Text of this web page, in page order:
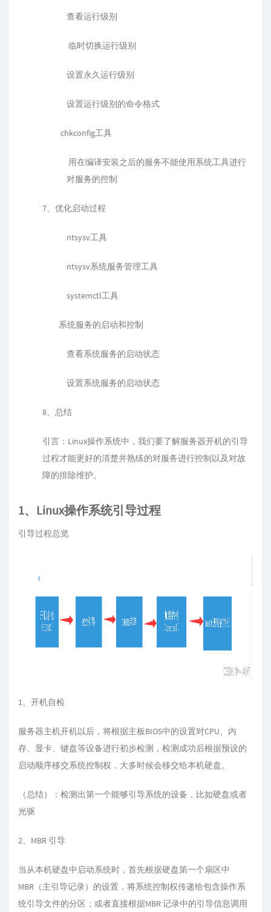
查看运行级别
临时切换运行级别
设置永久运行级别
设置运行级别的命令格式
chkconfig工具
用在编译安装之后的服务不能使用系统工具进行
对服务的控制
7、优化启动过程
ntsysv工具
ntsysv系统服务管理工具
systemctl工具
系统服务的启动和控制
查看系统服务的启动状态
设置系统服务的启动状态
8、总结
引言：Linux操作系统中，我们要了解服务器开机的引导
过程才能更好的清楚并熟练的对服务进行控制以及对故
障的排除维护。
1、Linux操作系统引导过程
引导过程总览
1、开机自检
服务器主机开机以后，将根据主板BIOS中的设置对CPU、内
存、显卡、键盘等设备进行初步检测，检测成功后根据预设的
启动顺序移交系统控制权，大多时候会移交给本机硬盘。
（总结）：检测出第一个能够引导系统的设备，比如硬盘或者
光驱
2、MBR 引导
当从本机硬盘中启动系统时，首先根据硬盘第一个扇区中
MBR（主引导记录）的设置，将系统控制权传递给包含操作系
统引导文件的分区；或者直接根据MBR 记录中的引导信息调用